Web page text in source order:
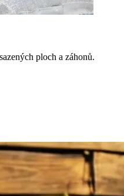
ploch a záhonů.